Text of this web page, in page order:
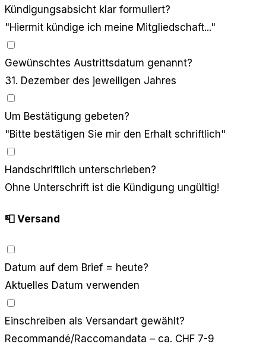
Kündigungsabsicht klar formuliert?
"Hiermit kündige ich meine Mitgliedschaft..."
Gewünschtes Austrittsdatum genannt?
31. Dezember des jeweiligen Jahres
Um Bestätigung gebeten?
"Bitte bestätigen Sie mir den Erhalt schriftlich"
Handschriftlich unterschrieben?
Ohne Unterschrift ist die Kündigung ungültig!
📮 Versand
Datum auf dem Brief = heute?
Aktuelles Datum verwenden
Einschreiben als Versandart gewählt?
Recommandé/Raccomandata – ca. CHF 7-9